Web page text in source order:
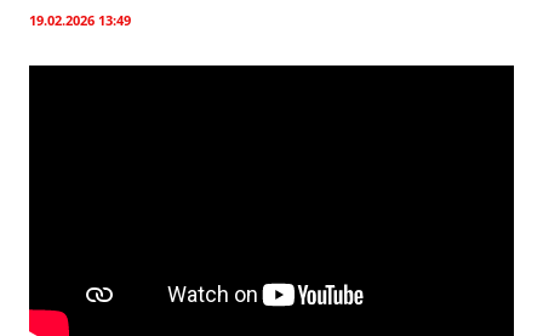
19.02.2026 13:49